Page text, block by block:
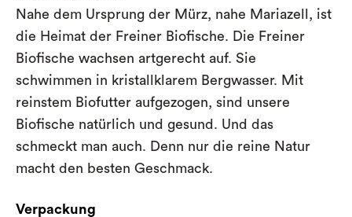
Nahe dem Ursprung der Mürz, nahe Mariazell, ist
die Heimat der Freiner Biofische. Die Freiner
Biofische wachsen artgerecht auf. Sie
schwimmen in kristallklarem Bergwasser. Mit
reinstem Biofutter aufgezogen, sind unsere
Biofische natürlich und gesund. Und das
schmeckt man auch. Denn nur die reine Natur
macht den besten Geschmack.
Verpackung